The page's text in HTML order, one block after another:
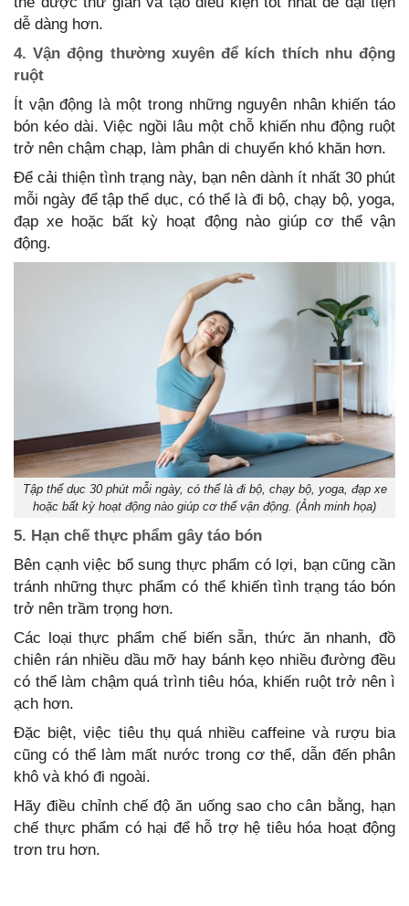
dễ dàng hơn.
4. Vận động thường xuyên để kích thích nhu động
ruột
Ít vận động là một trong những nguyên nhân khiến táo
bón kéo dài. Việc ngồi lâu một chỗ khiến nhu động ruột
trở nên chậm chạp, làm phân di chuyển khó khăn hơn.
Để cải thiện tình trạng này, bạn nên dành ít nhất 30 phút
mỗi ngày để tập thể dục, có thể là đi bộ, chạy bộ, yoga,
đạp xe hoặc bất kỳ hoạt động nào giúp cơ thể vận
động.
Tập thể dục 30 phút mỗi ngày, có thể là đi bộ, chạy bộ, yoga, đạp xe
hoặc bất kỳ hoạt động nào giúp cơ thể vận động. (Ảnh minh họa)
5. Hạn chế thực phẩm gây táo bón
Bên cạnh việc bổ sung thực phẩm có lợi, bạn cũng cần
tránh những thực phẩm có thể khiến tình trạng táo bón
trở nên trầm trọng hơn.
Các loại thực phẩm chế biến sẵn, thức ăn nhanh, đồ
chiên rán nhiều dầu mỡ hay bánh kẹo nhiều đường đều
có thể làm chậm quá trình tiêu hóa, khiến ruột trở nên ì
ạch hơn.
Đặc biệt, việc tiêu thụ quá nhiều caffeine và rượu bia
cũng có thể làm mất nước trong cơ thể, dẫn đến phân
khô và khó đi ngoài.
Hãy điều chỉnh chế độ ăn uống sao cho cân bằng, hạn
chế thực phẩm có hại để hỗ trợ hệ tiêu hóa hoạt động
trơn tru hơn.